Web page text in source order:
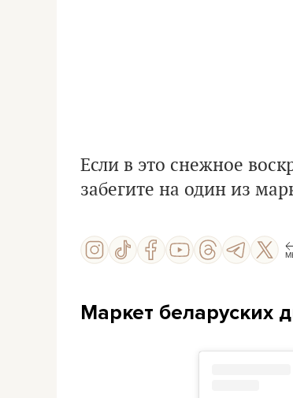
Если в это снежное
забегите на один из
Маркет беларуских